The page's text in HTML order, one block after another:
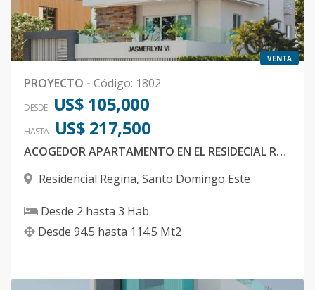
VENTA
PROYECTO - Código: 1802
DESDE US$ 105,000
HASTA US$ 217,500
ACOGEDOR APARTAMENTO EN EL RESIDECIAL REGINA SANTO DOMINGO ESTE
Residencial Regina, Santo Domingo Este
Desde 2 hasta 3 Hab.
Desde 94.5 hasta 114.5 Mt2